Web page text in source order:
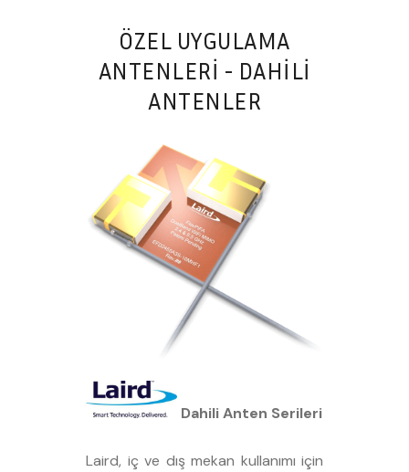
ÖZEL UYGULAMA
ANTENLERİ - DAHILI
ANTENLER
Dahili Anten Serileri
Laird, iç ve dış mekan kullanımı için